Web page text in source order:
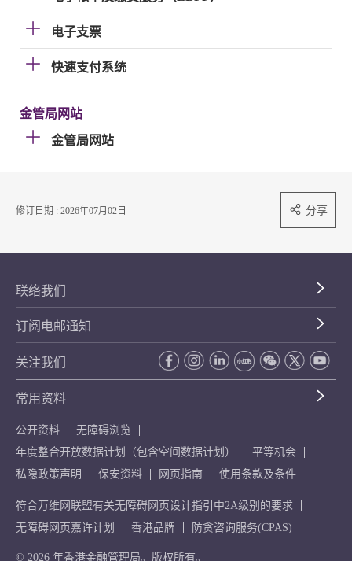
电子支票
快速支付系统
金管局网站
金管局网站
修订日期 : 2026年07月02日 分享
联络我们
订阅电邮通知
关注我们
常用资料
公开资料
无障碍浏览
年度整合开放数据计划（包含空间数据计划）
平等机会
私隐政策声明
保安资料 网页指南 使用条款及条件
符合万维网联盟有关无障碍网页设计指引中2A级别的要求
无障碍网页嘉许计划
香港品牌 防贪咨询服务(CPAS)
© 2026 年香港金融管理局。版权所有。